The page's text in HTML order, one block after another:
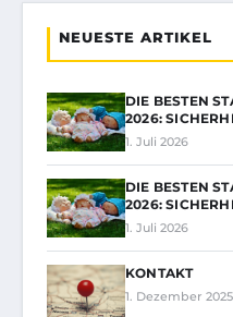
NEUESTE ARTIKEL
DIE BESTEN
2026:
1. Juli 2026
DIE BESTEN
2026:
1. Juli 2026
KONTAKT
1. Dezember 2025